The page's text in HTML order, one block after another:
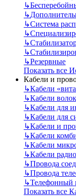
↳
↳
↳Система
↳
↳
↳
↳Резервные
Показать все
Кабели и
↳Кабели
↳Кабели
↳Кабели для
↳Кабели для
↳Кабели и
↳Кабели
↳Кабели
↳Кабели
↳Провода
↳Провода
↳Телефонный
Показать все